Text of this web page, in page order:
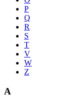
P
Q
R
S
T
V
W
Z
A